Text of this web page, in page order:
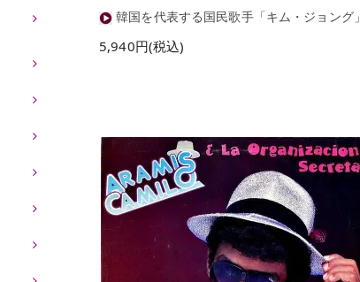
韓国を代表する国民歌手「キム・ジョング」
5,940円(税込)